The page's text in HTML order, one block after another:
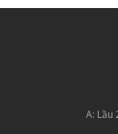
A: Lầu